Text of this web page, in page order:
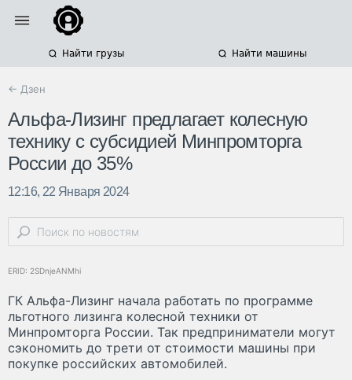
Найти грузы Найти машины
← Дзен
Альфа-Лизинг предлагает колесную
технику с субсидией Минпромторга
России до 35%
12:16, 22 Января 2024
ERID: 2SDnjeANMhi
ГК Альфа-Лизинг начала работать по программе
льготного лизинга колесной техники от
Минпромторга России. Так предприниматели могут
сэкономить до трети от стоимости машины при
покупке российских автомобилей.